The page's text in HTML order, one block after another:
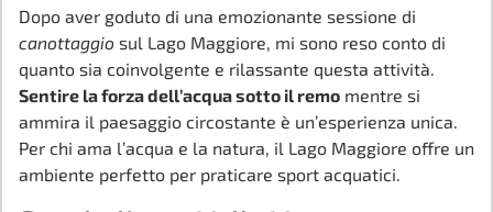
Dopo aver goduto di una emozionante sessione di
canottaggio sul Lago Maggiore, mi sono reso conto di
quanto sia coinvolgente e rilassante questa attività.
Sentire la forza dell’acqua sotto il remo mentre si
ammira il paesaggio circostante è un’esperienza unica.
Per chi ama l’acqua e la natura, il Lago Maggiore offre un
ambiente perfetto per praticare sport acquatici.